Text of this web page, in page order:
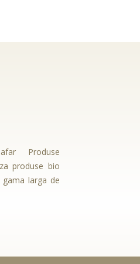
Produse
produse bio
larga de